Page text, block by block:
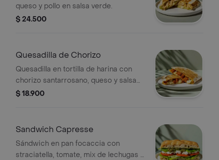
queso y pollo en salsa verde.
$ 24.500
Quesadilla de Chorizo
Quesadilla en tortilla de harina con
chorizo santarrosano, queso y salsa
verde
$ 18.900
Sandwich Capresse
Sándwich en pan focaccia con
straciatella, tomate, mix de lechugas y